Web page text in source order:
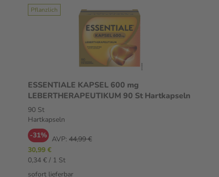
Pflanzlich
ESSENTIALE KAPSEL 600 mg
LEBERTHERAPEUTIKUM 90 St Hartkapseln
90 St
Hartkapseln
-31% AVP: 44,99 €
30,99 €
0,34 € / 1 St
sofort lieferbar